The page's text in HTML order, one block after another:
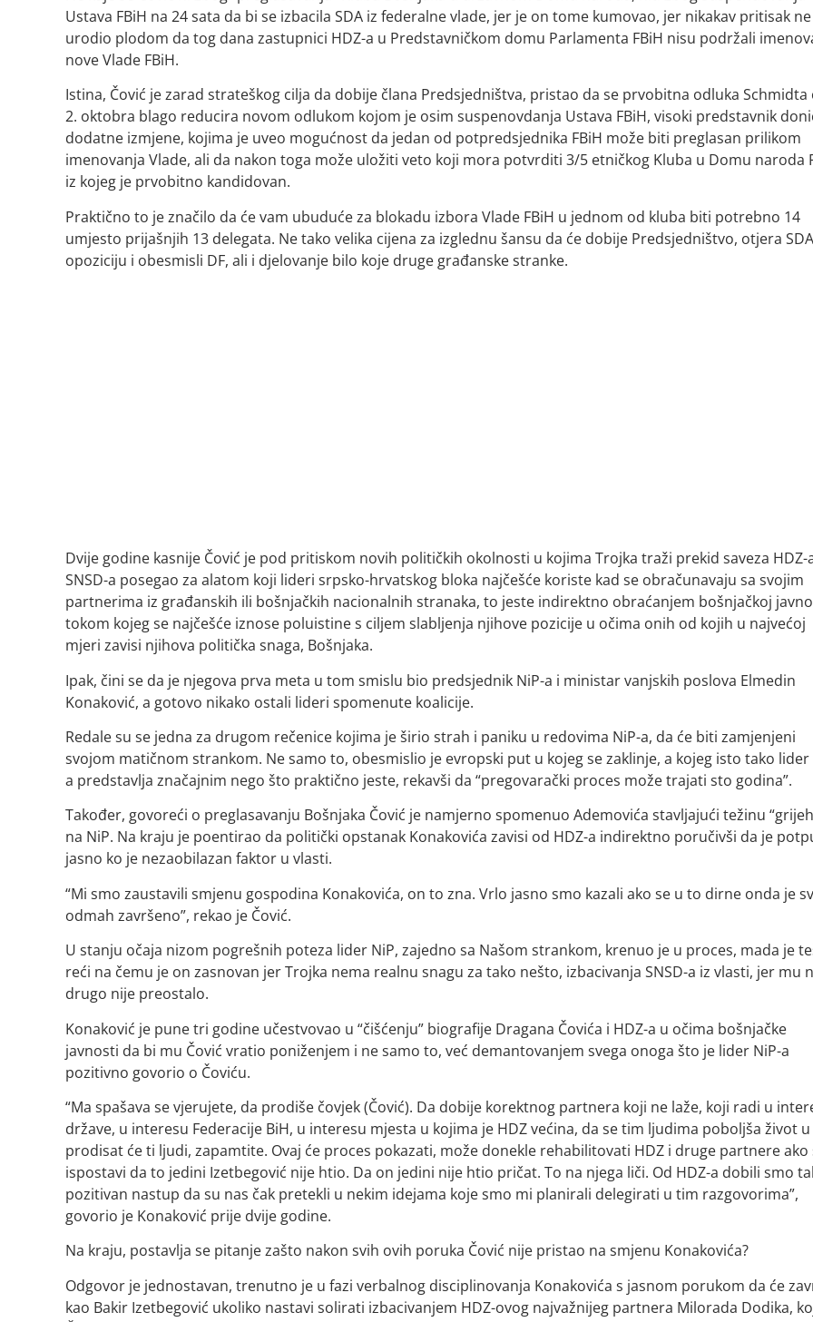
Ustava FBiH na 24 sata da bi se izbacila SDA iz federalne vlade, jer je on tome kumovao, jer nikakav pritisak
urodio plodom da tog dana zastupnici HDZ-a u Predstavničkom domu Parlamenta FBiH nisu podržali
nove Vlade FBiH.
Istina, Čović je zarad strateškog cilja da dobije člana Predsjedništva, pristao da se prvobitna odluka Schmidta
2. oktobra blago reducira novom odlukom kojom je osim suspenovdanja Ustava FBiH, visoki predstavnik
dodatne izmjene, kojima je uveo mogućnost da jedan od potpredsjednika FBiH može biti preglasan prilikom
imenovanja Vlade, ali da nakon toga može uložiti veto koji mora potvrditi 3/5 etničkog Kluba u Domu naroda
iz kojeg je prvobitno kandidovan.
Praktično to je značilo da će vam ubuduće za blokadu izbora Vlade FBiH u jednom od kluba biti potrebno 14
umjesto prijašnjih 13 delegata. Ne tako velika cijena za izglednu šansu da će dobije Predsjedništvo, otjera
opoziciju i obesmisli DF, ali i djelovanje bilo koje druge građanske stranke.
Dvije godine kasnije Čović je pod pritiskom novih političkih okolnosti u kojima Trojka traži prekid saveza HDZ-
SNSD-a posegao za alatom koji lideri srpsko-hrvatskog bloka najčešće koriste kad se obračunavaju sa svojim
partnerima iz građanskih ili bošnjačkih nacionalnih stranaka, to jeste indirektno obraćanjem bošnjačkoj
tokom kojeg se najčešće iznose poluistine s ciljem slabljenja njihove pozicije u očima onih od kojih u najvećoj
mjeri zavisi njihova politička snaga, Bošnjaka.
Ipak, čini se da je njegova prva meta u tom smislu bio predsjednik NiP-a i ministar vanjskih poslova Elmedin
Konaković, a gotovo nikako ostali lideri spomenute koalicije.
Redale su se jedna za drugom rečenice kojima je širio strah i paniku u redovima NiP-a, da će biti zamjenjeni
svojom matičnom strankom. Ne samo to, obesmislio je evropski put u kojeg se zaklinje, a kojeg isto tako lider
a predstavlja značajnim nego što praktično jeste, rekavši da “pregovarački proces može trajati sto godina”.
Također, govoreći o preglasavanju Bošnjaka Čović je namjerno spomenuo Ademovića stavljajući težinu
na NiP. Na kraju je poentirao da politički opstanak Konakovića zavisi od HDZ-a indirektno poručivši da je
jasno ko je nezaobilazan faktor u vlasti.
“Mi smo zaustavili smjenu gospodina Konakovića, on to zna. Vrlo jasno smo kazali ako se u to dirne onda je
odmah završeno”, rekao je Čović.
U stanju očaja nizom pogrešnih poteza lider NiP, zajedno sa Našom strankom, krenuo je u proces, mada je
reći na čemu je on zasnovan jer Trojka nema realnu snagu za tako nešto, izbacivanja SNSD-a iz vlasti, jer mu
drugo nije preostalo.
Konaković je pune tri godine učestvovao u “čišćenju” biografije Dragana Čovića i HDZ-a u očima bošnjačke
javnosti da bi mu Čović vratio poniženjem i ne samo to, već demantovanjem svega onoga što je lider NiP-a
pozitivno govorio o Čoviću.
“Ma spašava se vjerujete, da prodiše čovjek (Čović). Da dobije korektnog partnera koji ne laže, koji radi u
države, u interesu Federacije BiH, u interesu mjesta u kojima je HDZ većina, da se tim ljudima poboljša život u
prodisat će ti ljudi, zapamtite. Ovaj će proces pokazati, može donekle rehabilitovati HDZ i druge partnere ako
ispostavi da to jedini Izetbegović nije htio. Da on jedini nije htio pričat. To na njega liči. Od HDZ-a dobili smo
pozitivan nastup da su nas čak pretekli u nekim idejama koje smo mi planirali delegirati u tim razgovorima”,
govorio je Konaković prije dvije godine.
Na kraju, postavlja se pitanje zašto nakon svih ovih poruka Čović nije pristao na smjenu Konakovića?
Odgovor je jednostavan, trenutno je u fazi verbalnog disciplinovanja Konakovića s jasnom porukom da će
kao Bakir Izetbegović ukoliko nastavi solirati izbacivanjem HDZ-ovog najvažnijeg partnera Milorada Dodika,